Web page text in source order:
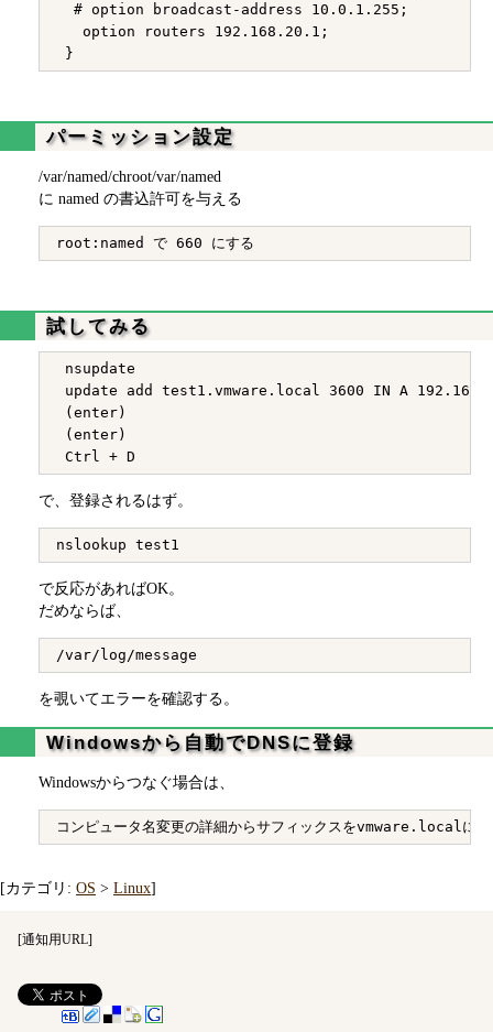
  # option broadcast-address 10.0.1.255;
   option routers 192.168.20.1;
パーミッション設定
/var/named/chroot/var/named
に named の書込許可を与える
試してみる
nsupdate
update add test1.vmware.local 3600 IN A
(enter)
(enter)
で、登録されるはず。
で反応があればOK。
だめならば、
を覗いてエラーを確認する。
Windowsから自動でDNSに登録
Windowsからつなぐ場合は、
[カテゴリ: OS > Linux]
[通知用URL]